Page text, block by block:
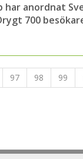
anordnat
700
97 98 99